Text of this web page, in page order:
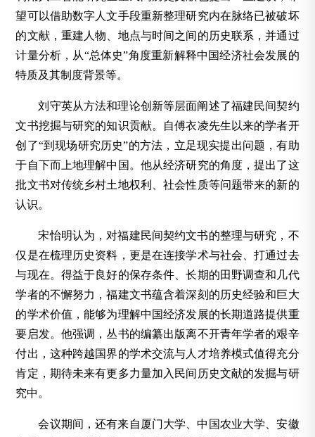
望可以借助数字人文手段重新整理研究内在脉络已被破坏
的文献，重建人物、地点与时间之间的历史联系，并通过
计量分析，从“总体史”角度重新解释中国经济社会发展的
特质及其制度背景等。
刘守英从方法和理论创新等层面阐述了福建民间契约
文书挖掘与研究的知识贡献。自傅衣凌先生以来的学者开
创了“到现场研究历史”的方法，立足现实提出问题，有助
于自下而上地理解中国。他从经济研究的角度，提出了这
批文书对传统乡村土地权利、社会性质等问题带来的新的
认识。
宋怡明认为，对福建民间契约文书的整理与研究，不
仅是在梳理历史资料，更是在连接学术与社会、打通过去
与现在。得益于良好的保存条件、长期的田野调查和几代
学者的不懈努力，福建文书蕴含着深刻的历史经验和巨大
的学术价值，能够为理解中国经济发展的长期道路提供重
要启发。他强调，丛书的编纂出版离不开青年学者的艰辛
付出，这种跨越国界的学术交流与人才培养模式值得充分
肯定，期待未来有更多力量加入民间历史文献的发掘与研
究中。
会议期间，还有来自厦门大学、中国农业大学、安徽